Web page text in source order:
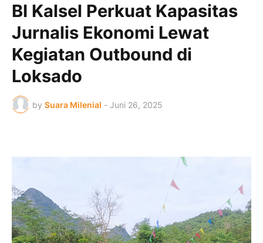
BI Kalsel Perkuat Kapasitas
Jurnalis Ekonomi Lewat
Kegiatan Outbound di
Loksado
by Suara Milenial - Juni 26, 2025